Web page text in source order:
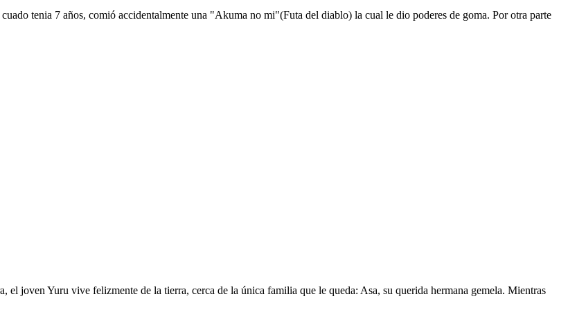
tenia 7 años, comió accidentalmente una "Akuma no mi"(Futa del diablo) la cual le dio poderes de goma. Por otra parte
el joven Yuru vive felizmente de la tierra, cerca de la única familia que le queda: Asa, su querida hermana gemela. Mientras